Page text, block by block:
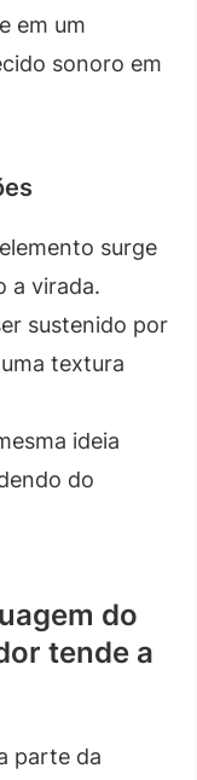
em um
sonoro em
surge
a virada.
sustenido por
textura
ideia
do
do
tende a
parte da